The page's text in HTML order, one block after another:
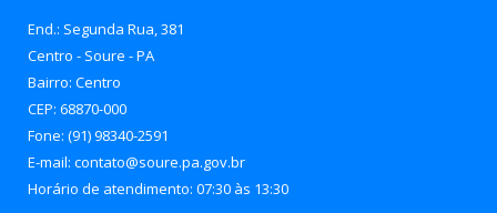
End.: Segunda Rua, 381
Centro - Soure - PA
Bairro: Centro
CEP: 68870-000
Fone: (91) 98340-2591
E-mail: contato@soure.pa.gov.br
Horário de atendimento: 07:30 às 13:30